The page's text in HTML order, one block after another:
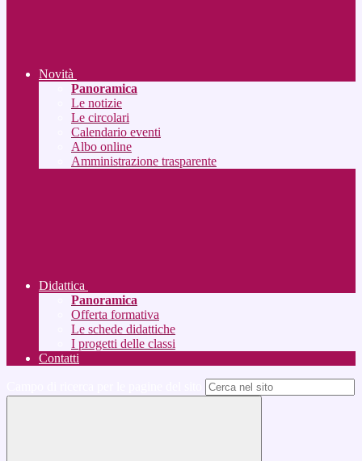
Novità
Panoramica
Le notizie
Le circolari
Calendario eventi
Albo online
Amministrazione trasparente
Didattica
Panoramica
Offerta formativa
Le schede didattiche
I progetti delle classi
Contatti